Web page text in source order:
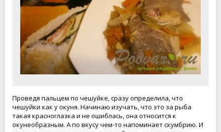
Проведя пальцем по чешуйке, сразу определила, что
чешуйки как у окуня. Начинаю изучать, что это за рыба
такая красноглазка и не ошиблась, она относится к
окунеобразным. А по вкусу чем-то напоминает скумбрию. И